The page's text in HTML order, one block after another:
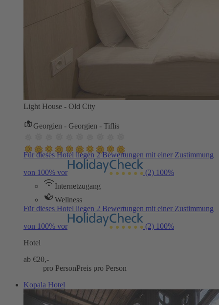
Light House - Old City
Georgien - Georgien - Tiflis
Für dieses Hotel liegen 2 Bewertungen mit einer Zustimmung
von 100% vor (2) 100%
Internetzugang
Wellness
Für dieses Hotel liegen 2 Bewertungen mit einer Zustimmung
von 100% vor (2) 100%
Hotel
ab €20,-
pro PersonPreis pro Person
Kopala Hotel